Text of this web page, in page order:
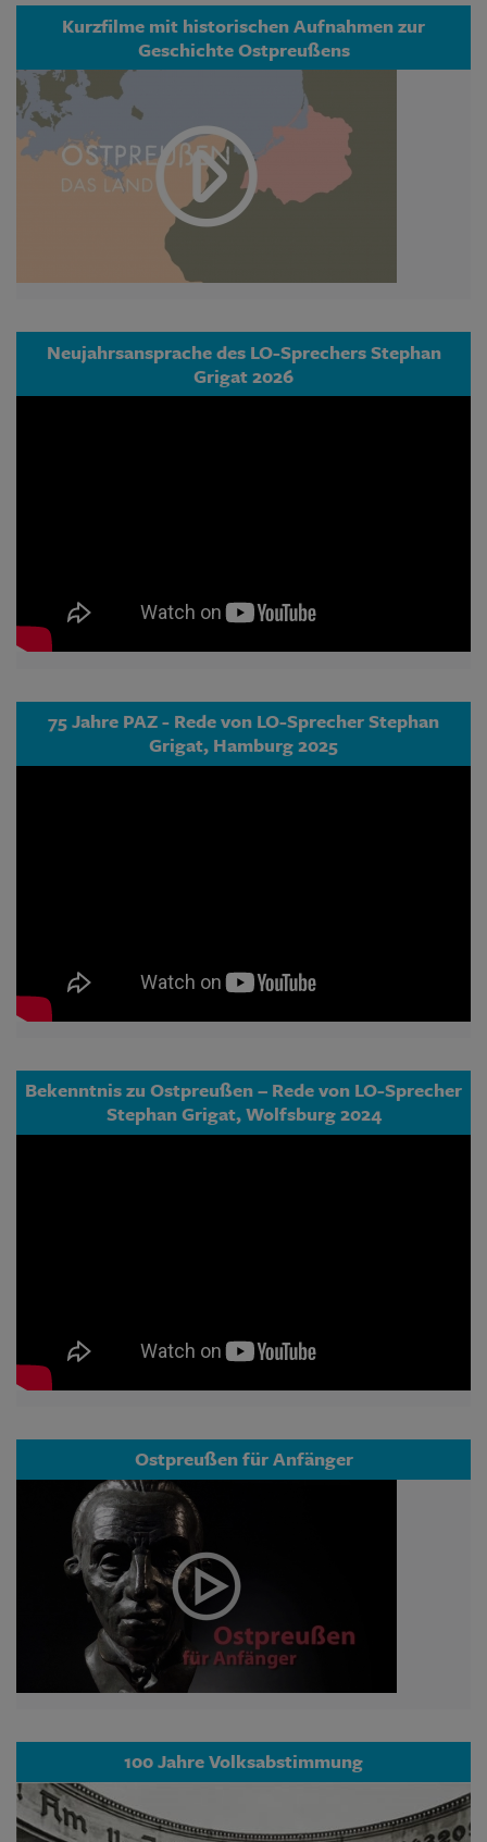
Kurzfilme mit historischen Aufnahmen zur
Geschichte Ostpreußens
Neujahrsansprache des LO-Sprechers Stephan
Grigat 2026
75 Jahre PAZ - Rede von LO-Sprecher Stephan
Grigat, Hamburg 2025
Bekenntnis zu Ostpreußen – Rede von LO-Sprecher
Stephan Grigat, Wolfsburg 2024
Ostpreußen für Anfänger
100 Jahre Volksabstimmung